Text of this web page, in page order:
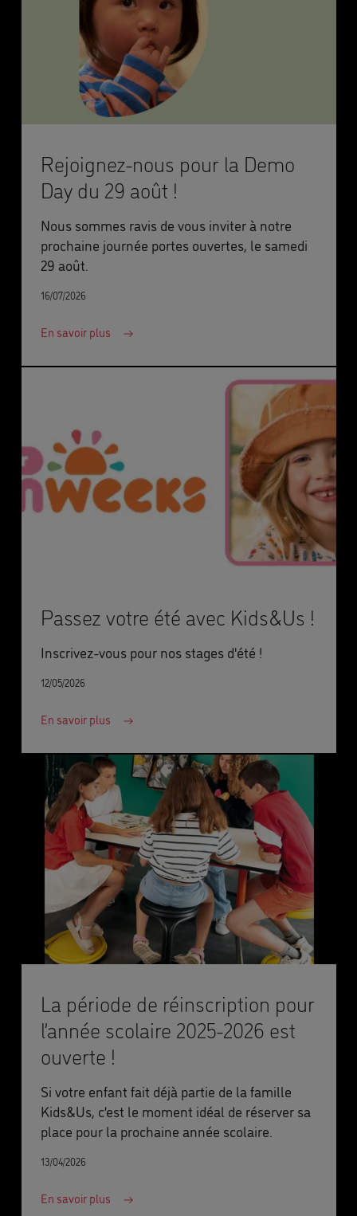
Rejoignez-nous pour la Demo
Day du 29 août !
Nous sommes ravis de vous inviter à notre
prochaine journée portes ouvertes, le samedi
29 août.
16/07/2026
En savoir plus
Passez votre été avec Kids&Us !
Inscrivez-vous pour nos stages d'été !
12/05/2026
En savoir plus
La période de réinscription pour
l’année scolaire 2025-2026 est
ouverte !
Si votre enfant fait déjà partie de la famille
Kids&Us, c’est le moment idéal de réserver sa
place pour la prochaine année scolaire.
13/04/2026
En savoir plus